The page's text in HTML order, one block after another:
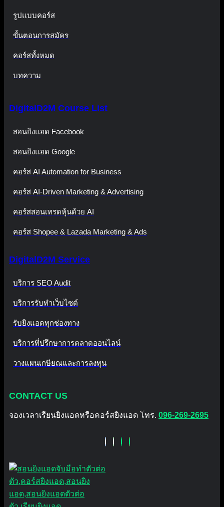
รูปแบบคอร์ส
ขั้นตอนการสมัคร
คอร์สทั้งหมด
บทความ
DigitalD2M Course List
สอนยิงแอด Facebook
สอนยิงแอด Google
คอร์ส AI Automation for Business
คอร์ส AI-Driven Marketing & Advertising
คอร์สสอนเทรดหุ้นด้วย AI
คอร์ส Shopee & Lazada Marketing & Ads
DigitalD2M Service
บริการ SEO Audit
บริการรับทำเว็บไซต์
รับยิงแอดทุกช่องทาง
บริการที่ปรึกษาการตลาดออนไลน์
วางแผนเกษียณและการลงทุน
CONTACT US
จองเวลาเรียนยิงแอดหรือคอร์สยิงแอด โทร. 096-269-2695